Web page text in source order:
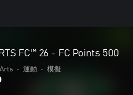
FC™ 26 - FC Points 500
• 運動 • 模擬